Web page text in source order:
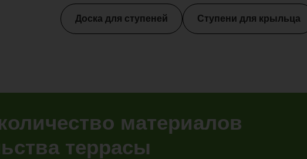
Доска для ступеней Ступени для крыльца
материалов
террасы